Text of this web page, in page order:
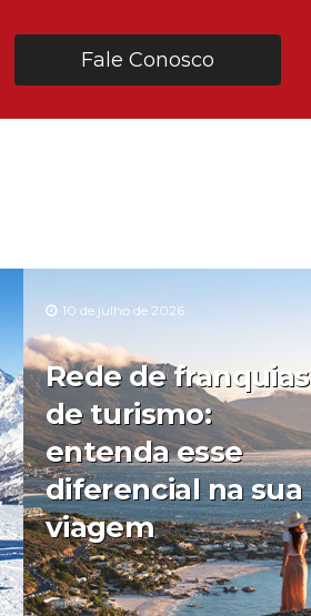
Fale Conosco
10 de julho de 2026
Rede de franquias
de turismo:
entenda esse
diferencial na sua
viagem